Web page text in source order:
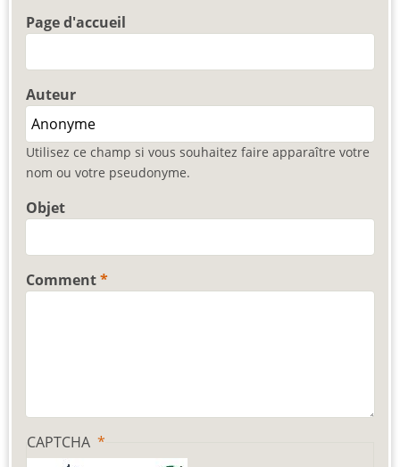
Page d'accueil
Auteur
Utilisez ce champ si vous souhaitez faire apparaître votre
nom ou votre pseudonyme.
Objet
Comment
CAPTCHA